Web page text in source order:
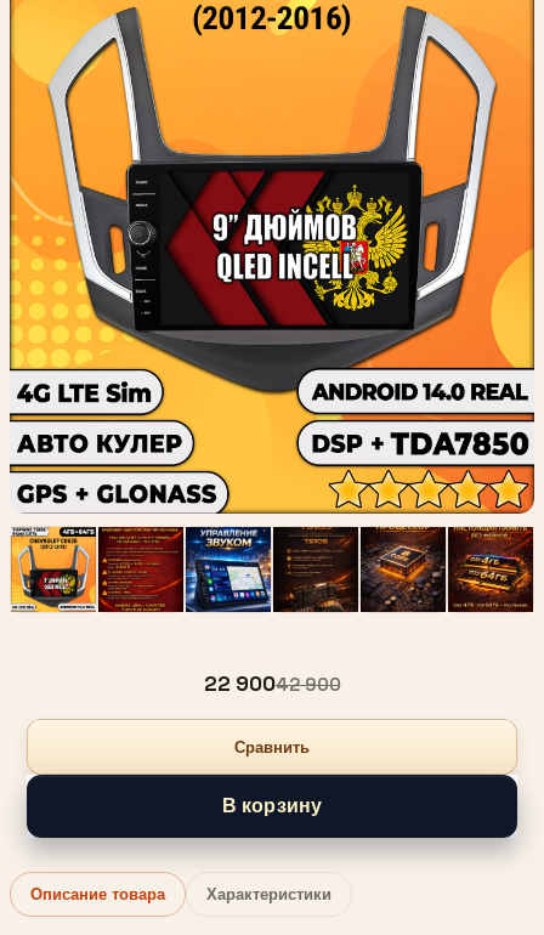
22 90042 900
Сравнить
В корзину
Описание товара Характеристики